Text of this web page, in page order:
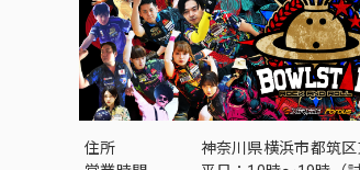
住所
神奈川県横浜市都筑